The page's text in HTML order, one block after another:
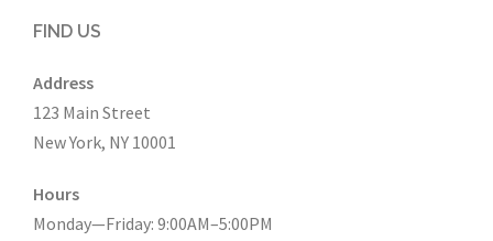
FIND US
Address
123 Main Street
New York, NY 10001
Hours
Monday—Friday: 9:00AM–5:00PM